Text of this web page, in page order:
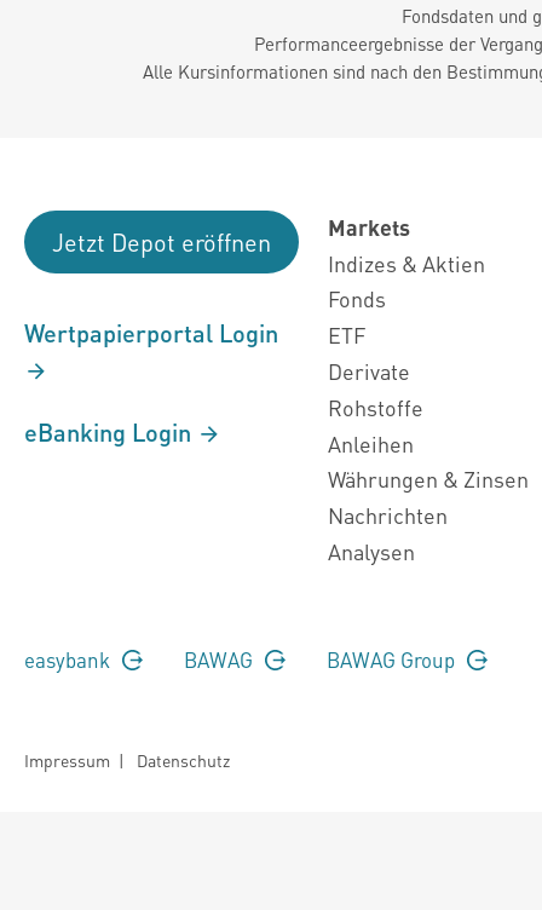
Fondsdaten und
Performanceergebnisse der
Alle Kursinformationen sind nach den
Jetzt Depot eröffnen
Wertpapierportal Login
eBanking Login
Markets
Indizes & Aktien
Fonds
ETF
Derivate
Rohstoffe
Anleihen
Währungen & Zinsen
Nachrichten
Analysen
easybank BAWAG BAWAG Group
Impressum | Datenschutz